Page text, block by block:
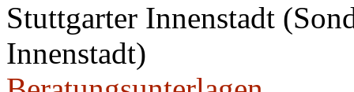
Stuttgarter Innenstadt
Innenstadt)